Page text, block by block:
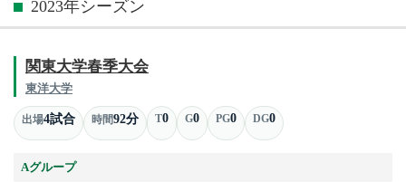
2023年シーズン
関東大学春季大会
東洋大学
出場4試合 時間92分 T0 G0 PG0 DG0
Aグループ